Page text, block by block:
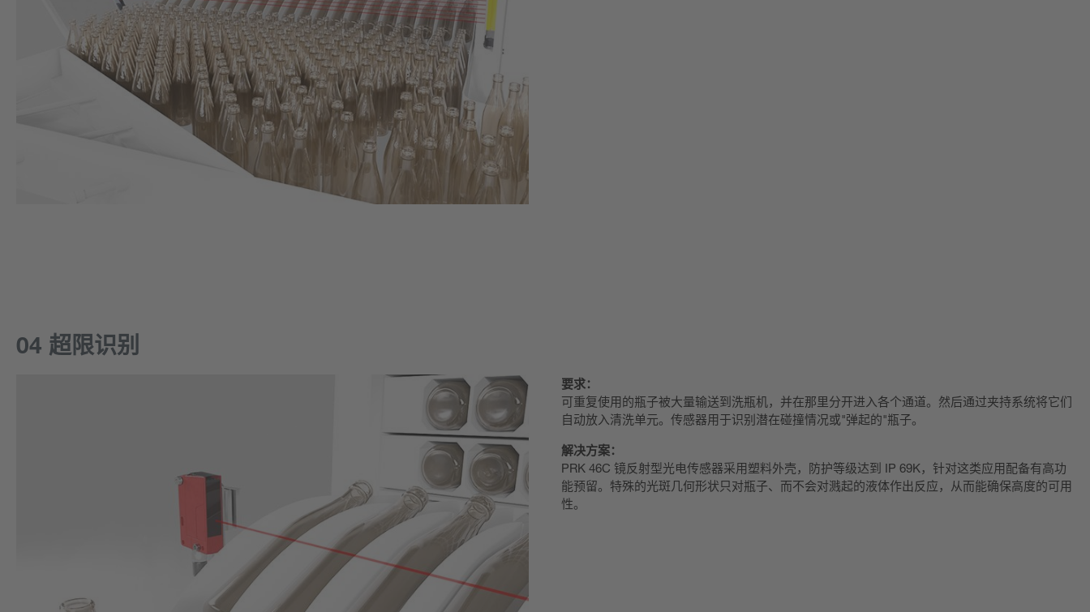
04 超限识别
要求：
可重复使用的瓶子被大量输送到洗瓶机，并在那里分开进入各个通道。然后通过夹持系统将它们
自动放入清洗单元。传感器用于识别潜在碰撞情况或"弹起的"瓶子。
解决方案：
PRK 46C 镜反射型光电传感器采用塑料外壳，防护等级达到 IP 69K，针对这类应用配备有高功
能预留。特殊的光斑几何形状只对瓶子、而不会对溅起的液体作出反应，从而能确保高度的可用
性。